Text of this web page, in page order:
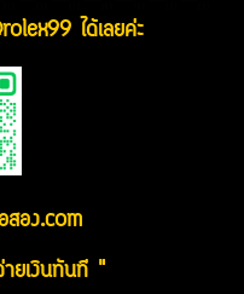
ได้เลยค่ะ
สอง.com
ยเงินทันที "